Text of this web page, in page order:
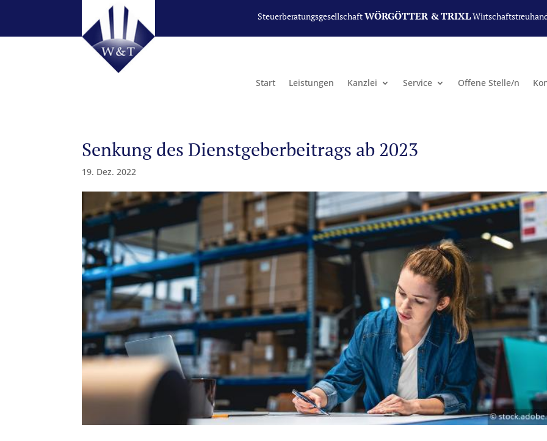
SteuerberatungsgesellschaftWÖRGÖTTER & TRIXL
Start Leistungen Kanzlei Service Offene Stelle/n
Senkung des Dienstgeberbeitrags ab 2023
19. Dez. 2022